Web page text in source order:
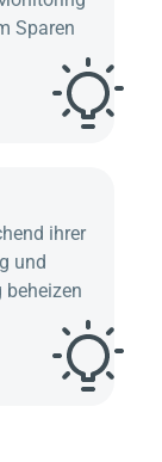
Sparen
ihrer
und
beheizen